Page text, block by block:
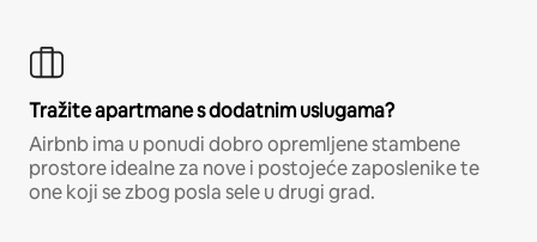
Tražite apartmane s dodatnim uslugama?
Airbnb ima u ponudi dobro opremljene stambene
prostore idealne za nove i postojeće zaposlenike te
one koji se zbog posla sele u drugi grad.